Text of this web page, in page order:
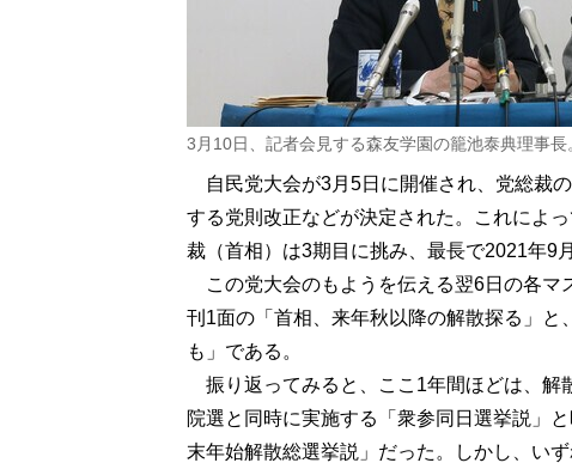
3月10日、記者会見する森友学園の籠池泰典理事
自民党大会が3月5日に開催され、党総裁
する党則改正などが決定された。これによ
裁（首相）は3期目に挑み、最長で2021年9
この党大会のもようを伝える翌6日の各マ
刊1面の「首相、来年秋以降の解散探る」と
も」である。
振り返ってみると、ここ1年間ほどは、解
院選と同時に実施する「衆参同日選挙説」
末年始解散総選挙説」だった。しかし、いず